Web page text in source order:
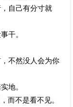
自己有分寸就
干。
不然没人会为你
地。
而不是看不见。